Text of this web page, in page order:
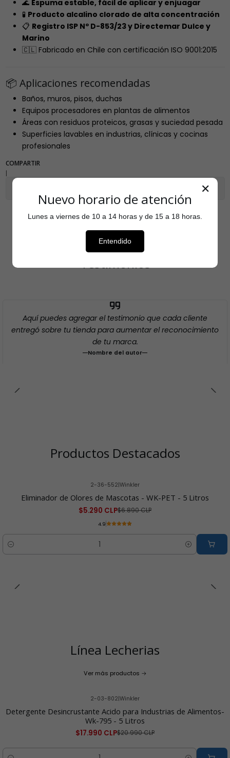
🌊 Espuma estable, fácil de aplicar y enjuagar
🧪 Producto alcalino clorado de alta concentración
📋 Registro ISP Nº D-853/23 y Directemar Dulce y
Marino
🇨🇱 Fabricado en Chile con certificación ISO 9001:2015
📦 Aplicaciones recomendadas
Baños, muros, pisos, duchas
Equipos procesadores en plantas de alimentos
Áreas con residuos proteicos, grasas y suciedad pesada
Superficies lavables en industrias, clínicas y cocinas
profesionales
COMPARTIR
Testimonios
Aquí puedes agregar el testimonio que cada cliente
entregó sobre tu tienda para aumentar el reconocimiento
de tu marca.
Nombre del autor
Productos Destacados
2-36-552|Winkler
Eliminador de Olores de Mascotas - WK-PET - 5 Litros
$5.290 CLP$6.890 CLP
4.9
Cantidad
Línea Lecherias
Ver más productos
2-03-802|Winkler
Detergente Desincrustante Acido para Industrias de Alimentos-
Wk-795 - 5 Litros
$17.990 CLP$20.990 CLP
✕
Nuevo horario de atención
Lunes a viernes de 10 a 14 horas y de 15 a 18 horas.
Entendido